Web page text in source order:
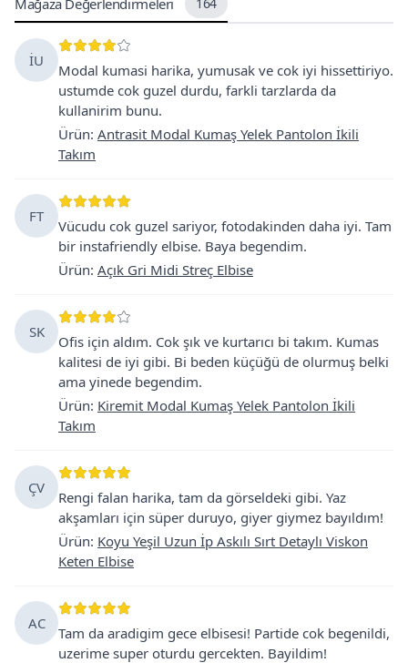
İU
Modal kumasi harika, yumusak ve cok iyi hissettiriyo.
ustumde cok guzel durdu, farkli tarzlarda da
kullanirim bunu.
Ürün: Antrasit Modal Kumaş Yelek Pantolon İkili
Takım
FT
Vücudu cok guzel sariyor, fotodakinden daha iyi. Tam
bir instafriendly elbise. Baya begendim.
Ürün: Açık Gri Midi Streç Elbise
SK
Ofis için aldım. Cok şık ve kurtarıcı bi takım. Kumas
kalitesi de iyi gibi. Bi beden küçüğü de olurmuş belki
ama yinede begendim.
Ürün: Kiremit Modal Kumaş Yelek Pantolon İkili
Takım
ÇV
Rengi falan harika, tam da görseldeki gibi. Yaz
akşamları için süper duruyo, giyer giymez bayıldım!
Ürün: Koyu Yeşil Uzun İp Askılı Sırt Detaylı Viskon
Keten Elbise
AC
Tam da aradigim gece elbisesi! Partide cok begenildi,
uzerime super oturdu gercekten. Bayildim!